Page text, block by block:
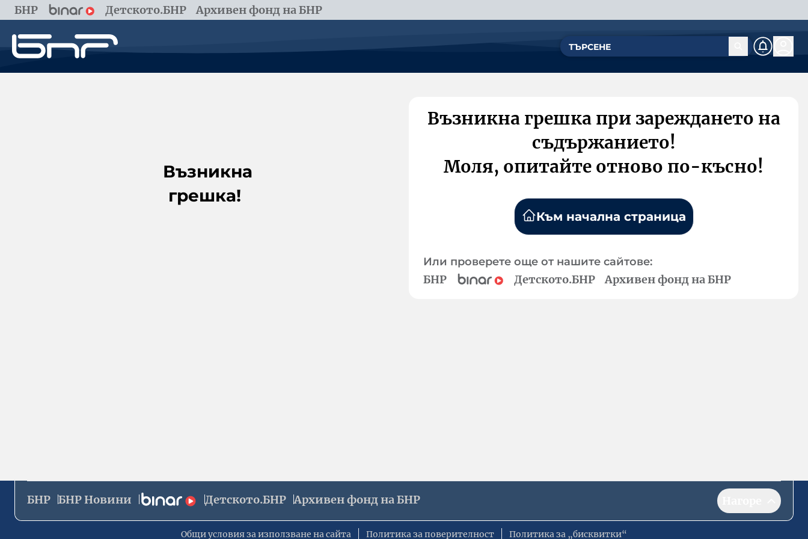
БНР Детското.БНР Архивен фонд на БНР
Възникна
грешка!
Възникна грешка при зареждането на
съдържанието!
Моля, опитайте отново по-късно!
Към начална страница
Или проверете още от нашите сайтове:
БНР Детското.БНР Архивен фонд на БНР
БНР БНР Новини Детското.БНР Архивен фонд на БНР
Общи условия за използване на сайта Политика за поверителност Политика за „бисквитки“